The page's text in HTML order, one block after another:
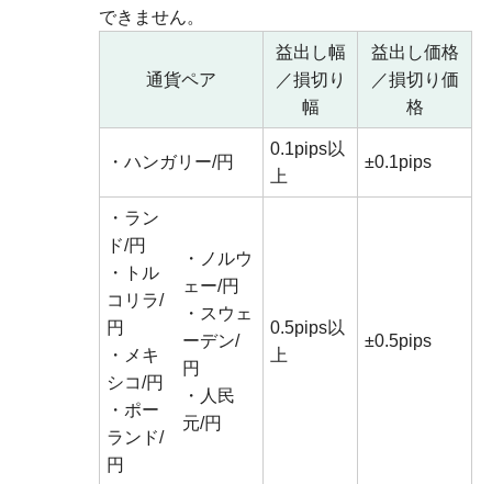
できません。
通貨ペア
益出し幅
／損切り
幅
益出し価格
／損切り価
格
・ハンガリー/円
0.1pips以
上
±0.1pips
・ラン
ド/円
・トル
コリラ/
円
・メキ
シコ/円
・ポー
ランド/
円
・ノルウ
ェー/円
・スウェ
ーデン/
円
・人民
元/円
0.5pips以
上
±0.5pips